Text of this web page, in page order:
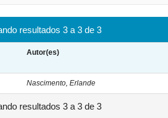
resultados 3 a 3 de 3
Autor(es)
Nascimento, Erlande
resultados 3 a 3 de 3